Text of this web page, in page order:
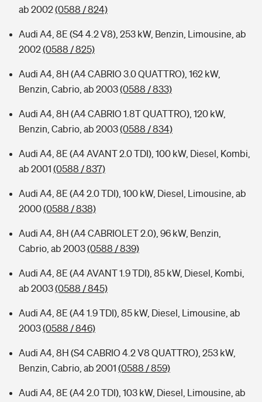
ab 2002(0588 / 824)
Audi A4, 8E (S4 4.2 V8), 253 kW, Benzin, Limousine, ab
2002(0588 / 825)
Audi A4, 8H (A4 CABRIO 3.0 QUATTRO), 162 kW,
Benzin, Cabrio, ab 2003(0588 / 833)
Audi A4, 8H (A4 CABRIO 1.8T QUATTRO), 120 kW,
Benzin, Cabrio, ab 2003(0588 / 834)
Audi A4, 8E (A4 AVANT 2.0 TDI), 100 kW, Diesel, Kombi,
ab 2001 (0588 / 837)
Audi A4, 8E (A4 2.0 TDI), 100 kW, Diesel, Limousine, ab
2000(0588 / 838)
Audi A4, 8H (A4 CABRIOLET 2.0), 96 kW, Benzin,
Cabrio, ab 2003(0588 / 839)
Audi A4, 8E (A4 AVANT 1.9 TDI), 85 kW, Diesel, Kombi,
ab 2003(0588 / 845)
Audi A4, 8E (A4 1.9 TDI), 85 kW, Diesel, Limousine, ab
2003(0588 / 846)
Audi A4, 8H (S4 CABRIO 4.2 V8 QUATTRO), 253 kW,
Benzin, Cabrio, ab 2001 (0588 / 859)
Audi A4, 8E (A4 2.0 TDI), 103 kW, Diesel, Limousine, ab